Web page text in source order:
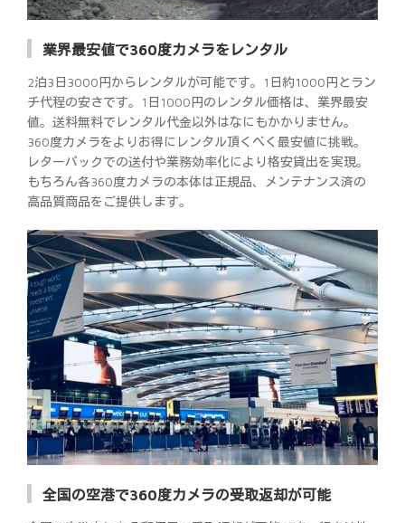
業界最安値で360度カメラをレンタル
2泊3日3000円からレンタルが可能です。1日約1000円とラン
チ代程の安さです。1日1000円のレンタル価格は、業界最安
値。送料無料でレンタル代金以外はなにもかかりません。
360度カメラをよりお得にレンタル頂くべく最安値に挑戦。
レターパックでの送付や業務効率化により格安貸出を実現。
もちろん各360度カメラの本体は正規品、メンテナンス済の
高品質商品をご提供します。
全国の空港で360度カメラの受取返却が可能